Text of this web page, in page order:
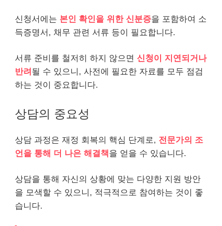
신청서에는 본인 확인을 위한 신분증을 포함하여 소
득증명서, 채무 관련 서류 등이 필요합니다.
서류 준비를 철저히 하지 않으면 신청이 지연되거나
반려 될 수 있으니, 사전에 필요한 자료를 모두 점검
하는 것이 중요합니다.
상담의 중요성
상담 과정은 재정 회복의 핵심 단계로, 전문가의 조
언을 통해 더 나은 해결책을 얻을 수 있습니다.
상담을 통해 자신의 상황에 맞는 다양한 지원 방안
을 모색할 수 있으니, 적극적으로 참여하는 것이 좋
습니다.